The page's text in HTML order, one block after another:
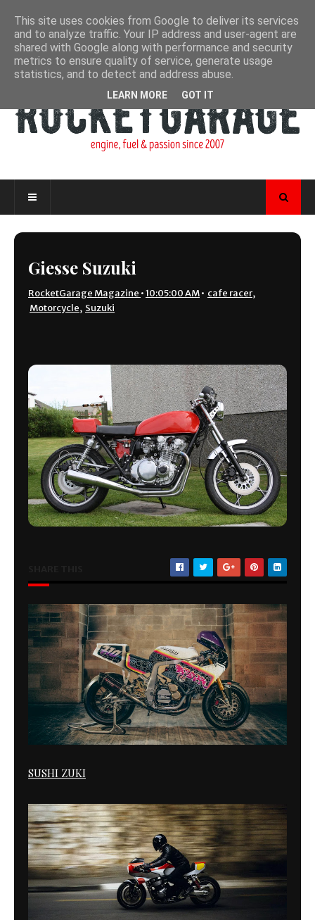
Giesse Suzuki
RocketGarage Magazine •10:05:00 AM• cafe racer,
Motorcycle, Suzuki
SUSHI ZUKI
This site uses cookies from Google to deliver its services
and to analyze traffic. Your IP address and user-agent are
shared with Google along with performance and security
metrics to ensure quality of service, generate usage
statistics, and to detect and address abuse.
LEARN MORE GOT IT